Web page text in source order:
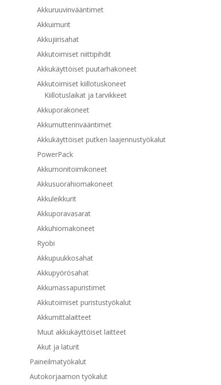
Akkuruuvinvääntimet
Akkuimurit
Akkujiirisahat
Akkutoimiset niittipihdit
Akkukäyttöiset puutarhakoneet
Akkutoimiset kiillotuskoneet
Kiillotuslaikat ja tarvikkeet
Akkuporakoneet
Akkumutterinvääntimet
Akkukäyttöiset putken laajennustyökalut
PowerPack
Akkumonitoimikoneet
Akkusuorahiomakoneet
Akkuleikkurit
Akkuporavasarat
Akkuhiomakoneet
Ryobi
Akkupuukkosahat
Akkupyörösahat
Akkumassapuristimet
Akkutoimiset puristustyökalut
Akkumittalaitteet
Muut akkukäyttöiset laitteet
Akut ja laturit
Paineilmatyökalut
Autokorjaamon työkalut